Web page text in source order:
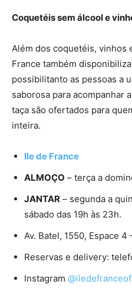
Coquetéis sem álcool e
Além dos coquetéis, vinhos
France também
possibilitanto as pessoas a
saborosa para acompanhar
taça são ofertados para
inteira.
Ile de France
ALMOÇO – terça a
JANTAR – segunda a
sábado das 19h às 23h.
Av. Batel, 1550, Espace 4
Reservas e delivery:
Instagram